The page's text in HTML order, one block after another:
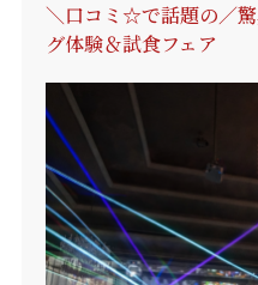
＼口コミ☆で話題の／
グ体験＆試食フェア